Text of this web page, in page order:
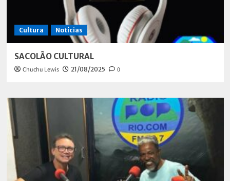
Cultura Notícias
SACOLÃO CULTURAL
Chuchu Lewis 21/08/2025 0